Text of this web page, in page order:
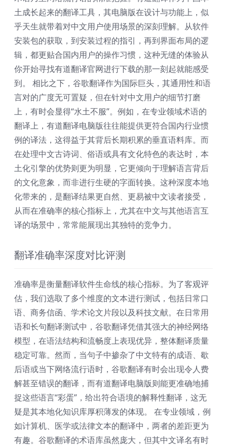
土成长起来的翻译工具，其电脑版在设计与功能上，似
乎天生就带着对中文用户使用场景的深刻理解。从软件
安装包的获取，到安装过程的指引，再到界面布局的逻
辑，都更贴合国内用户的操作习惯，这种无缝的体验从
你开始寻找有道翻译官网进行下载的那一刻起就能感受
到。 相比之下，谷歌翻译作为国际巨头，其通用性和语
言对的广度无可置疑，但在针对中文用户的细节打磨
上，有时会显得“水土不服”。例如，在专业领域术语的
翻译上，有道翻译电脑版往往能提供更符合国内行业惯
例的译法，这得益于其背后长期积累的垂直语料库。而
在处理中文古诗词、俗语或具有文化特色的表达时，本
土化引擎的优势则更为明显，它更倾向于理解语言背后
的文化意象，而非进行生硬的字面转换。这种深度本地
化带来的，是翻译结果更自然、更易被中文读者接受，
从而在准确率的核心指标上，尤其在中文与其他语言互
译的场景中，常常能展现出其独特的竞争力。
翻译准确率深度对比评测
准确率是衡量翻译软件生命线的核心指标。为了客观评
估，我们选取了多个维度的文本进行测试，包括日常口
语、商务信函、学术论文片段以及科技文献。在日常用
语和长句翻译测试中，谷歌翻译凭借其强大的神经网络
模型，在语法结构和流畅度上表现优异，整体翻译质量
稳定可靠。然而，当句子中掺杂了中文特有的成语、歇
后语或当下网络流行语时，谷歌翻译有时会出现令人费
解甚至错误的翻译，而有道翻译电脑版则能更准确地捕
捉这些语言“彩蛋”，给出符合语境的解释性翻译，这无
疑是其本地化知识库厚积薄发的体现。 在专业领域，例
如计算机、医学或法律文本的翻译中，两者的差距更为
有趣。谷歌翻译的术语库虽然庞大，但其中文译名有时